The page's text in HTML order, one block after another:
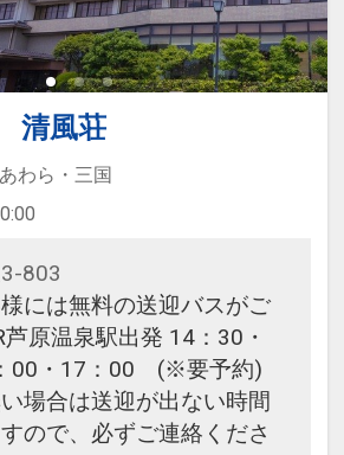
清風荘
あわら・三国
803
には無料の送迎バスがご
原温泉駅出発 14：30・
00・17：00 (※要予約)
場合は送迎が出ない時間
ので、必ずご連絡くださ